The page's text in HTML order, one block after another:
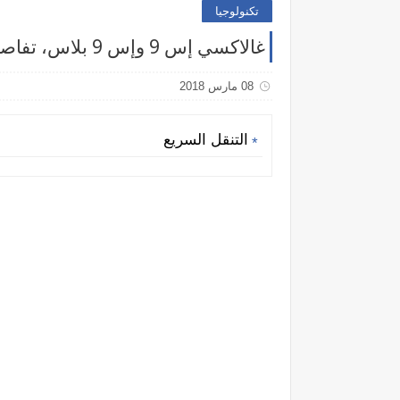
تكنولوجيا
غالاكسي إس 9 وإس 9 بلاس، تفاصيل الأسعار والمواصفات في منطقة الخليج العربي
08 مارس 2018
التنقل السريع